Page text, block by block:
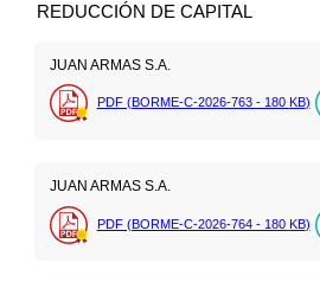
REDUCCIÓN DE CAPITAL
JUAN ARMAS S.A.
PDF (BORME-C-2026-763 - 180 KB)
JUAN ARMAS S.A.
PDF (BORME-C-2026-764 - 180 KB)